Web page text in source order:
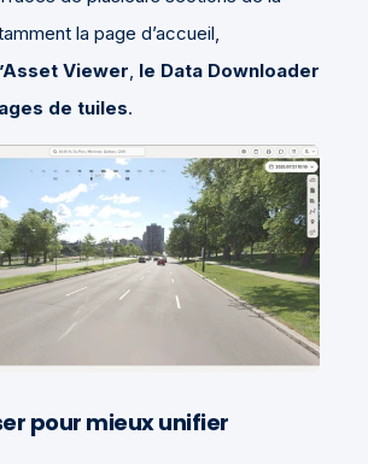
la page d’accueil,
Viewer le Data Downloader
de tuiles.
pour mieux unifier